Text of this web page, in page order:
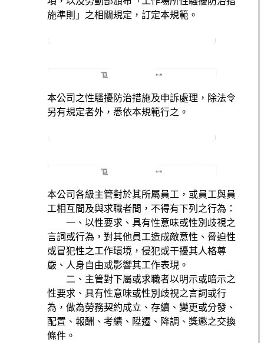
施準則」之相關規定，訂定本規範。
本公司之性騷擾防治措施及申訴處理，除法令
另有規定者外，悉依本規範行之。
本公司各級主管對於其所屬員工，或員工與員
工相互間及與求職者間，不得有下列之行為：
一、以性要求、具有性意味或性別歧視之
言詞或行為，對其他員工造成敵意性、脅迫性
或冒犯性之工作環境，侵犯或干擾其人格尊
嚴、人身自由或影響其工作表現。
二、主管對下屬或求職者以明示或暗示之
性要求、具有性意味或性別歧視之言詞或行
為，做為勞務契約成立、存續、變更或分發、
配置、報酬、考績、陞遷、降調、獎懲之交換
條件。